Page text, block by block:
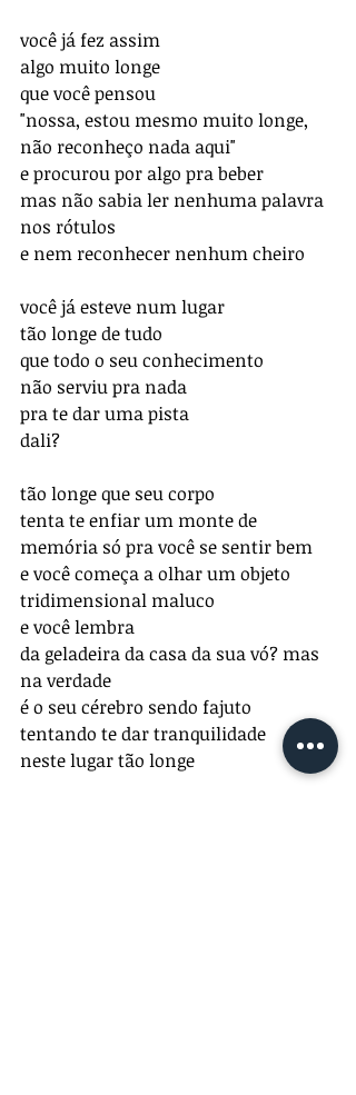
você já fez assim
algo muito longe
que você pensou
"nossa, estou mesmo muito longe,
não reconheço nada aqui"
e procurou por algo pra beber
mas não sabia ler nenhuma palavra
nos rótulos
e nem reconhecer nenhum cheiro
você já esteve num lugar
tão longe de tudo
que todo o seu conhecimento
não serviu pra nada
pra te dar uma pista
dali?
tão longe que seu corpo
tenta te enfiar um monte de
memória só pra você se sentir bem
e você começa a olhar um objeto
tridimensional maluco
e você lembra
da geladeira da casa da sua vó? mas
na verdade
é o seu cérebro sendo fajuto
tentando te dar tranquilidade
neste lugar tão longe